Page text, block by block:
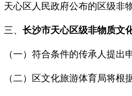
天心区人民政府公布的区级非
三、 长沙市天心区级非物质文
（一）符合条件的传承人提出
（二）区文化旅游体育局将